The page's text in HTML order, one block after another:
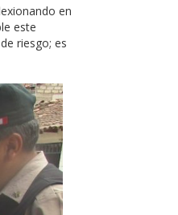
en
este
riesgo; es